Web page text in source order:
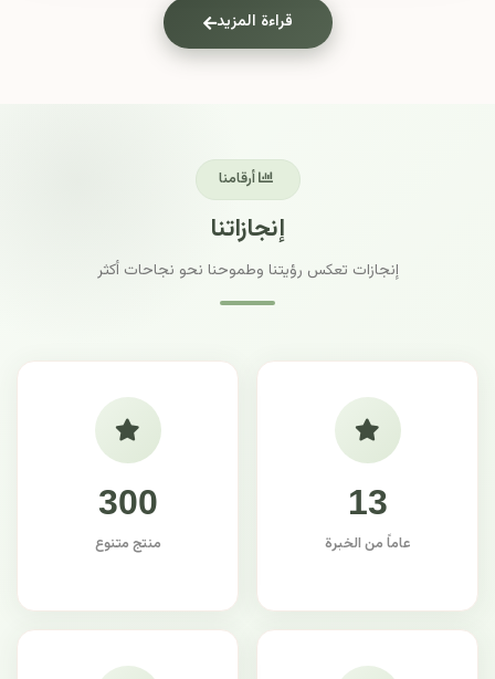
قراءة المزيد
أرقامنا
إنجازاتنا
إنجازات تعكس رؤيتنا وطموحنا نحو نجاحات أكثر
13
عاماً من الخبرة
300
منتج متنوع